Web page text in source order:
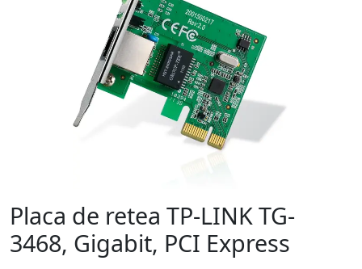
Placa de retea TP-LINK TG-
3468, Gigabit, PCI Express